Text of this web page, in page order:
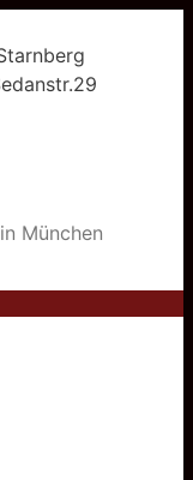
München